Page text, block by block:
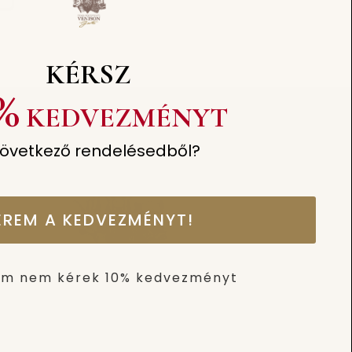
KÉRSZ
KEDVEZMÉNYT
rendelésedből?
A KEDVEZMÉNYT!
nem kérek 10% kedvezményt